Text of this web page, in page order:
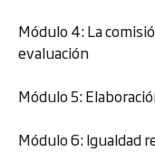
Módulo 4: La
evaluación
Módulo 5:
Módulo 6: Igualdad